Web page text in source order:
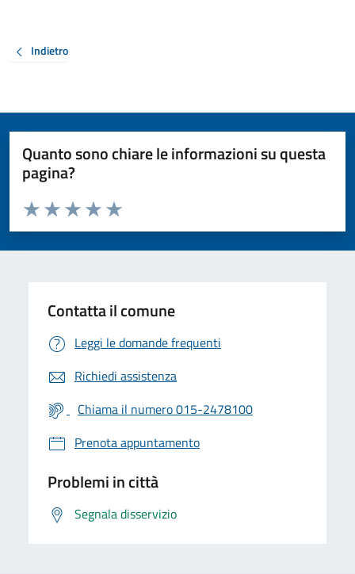
Indietro
Quanto sono chiare le informazioni su questa
pagina?
Valuta da 1 a 5 stelle la pagina
Valuta 5 stelle su 5
Valuta 4 stelle su 5
Valuta 3 stelle su 5
Valuta 2 stelle su 5
Valuta 1 stelle su 5
Contatta il comune
Leggi le domande frequenti
Richiedi assistenza
Chiama il numero 015-2478100
Prenota appuntamento
Problemi in città
Segnala disservizio